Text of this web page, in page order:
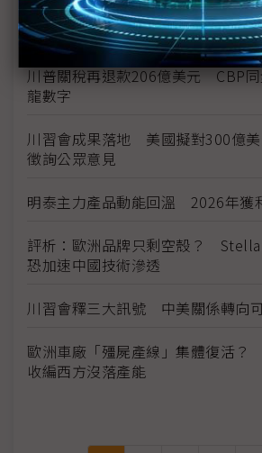
茂林加速東南亞布局 越南新廠2Q
畫隨後上
川普關稅再退款206億美元 CBP
龍數字
川習會成果落地 美國擬對300億
徵詢公眾意見
明泰主力產品動能回溫 2026年獲
評析：歐洲品牌只剩空殼？
恐加速中國技術滲透
川習會釋三大訊號 中美關係轉向
歐洲車廠「殭屍產線」集體復活？
收編西方沒落產能